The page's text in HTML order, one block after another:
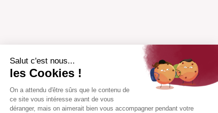
Salut c'est nous...
les Cookies !
On a attendu d'être sûrs que le contenu de
ce site vous intéresse avant de vous
déranger, mais on aimerait bien vous accompagner pendant votre